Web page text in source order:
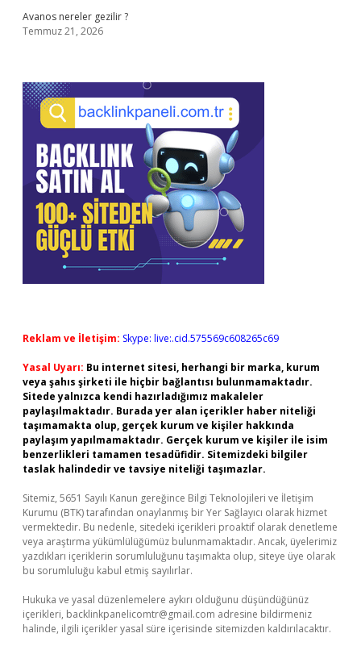
Avanos nereler gezilir ?
Temmuz 21, 2026
Reklam ve İletişim: Skype: live:.cid.575569c608265c69
Yasal Uyarı: Bu internet sitesi, herhangi bir marka, kurum
veya şahıs şirketi ile hiçbir bağlantısı bulunmamaktadır.
Sitede yalnızca kendi hazırladığımız makaleler
paylaşılmaktadır. Burada yer alan içerikler haber niteliği
taşımamakta olup, gerçek kurum ve kişiler hakkında
paylaşım yapılmamaktadır. Gerçek kurum ve kişiler ile isim
benzerlikleri tamamen tesadüfidir. Sitemizdeki bilgiler
taslak halindedir ve tavsiye niteliği taşımazlar.
Sitemiz, 5651 Sayılı Kanun gereğince Bilgi Teknolojileri ve İletişim
Kurumu (BTK) tarafından onaylanmış bir Yer Sağlayıcı olarak hizmet
vermektedir. Bu nedenle, sitedeki içerikleri proaktif olarak denetleme
veya araştırma yükümlülüğümüz bulunmamaktadır. Ancak, üyelerimiz
yazdıkları içeriklerin sorumluluğunu taşımakta olup, siteye üye olarak
bu sorumluluğu kabul etmiş sayılırlar.
Hukuka ve yasal düzenlemelere aykırı olduğunu düşündüğünüz
içerikleri, backlinkpanelicomtr@gmail.com adresine bildirmeniz
halinde, ilgili içerikler yasal süre içerisinde sitemizden kaldırılacaktır.